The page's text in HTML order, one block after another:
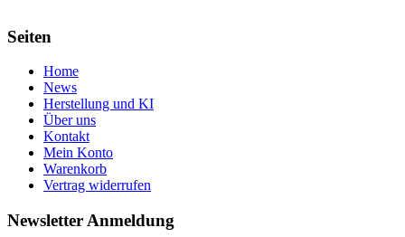
Seiten
Home
News
Herstellung und KI
Über uns
Kontakt
Mein Konto
Warenkorb
Vertrag widerrufen
Newsletter Anmeldung